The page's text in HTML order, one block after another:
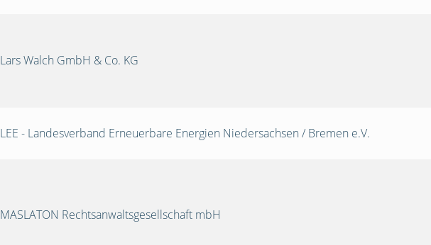
Lars Walch GmbH & Co. KG
LEE - Landesverband Erneuerbare Energien Niedersachsen / Bremen e.V.
MASLATON Rechtsanwaltsgesellschaft mbH